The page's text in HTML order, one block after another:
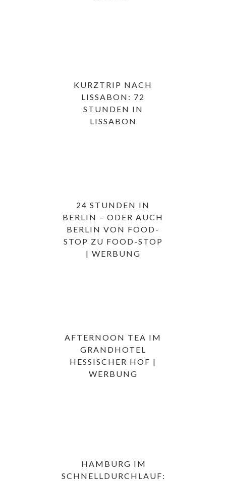
KURZTRIP NACH
LISSABON: 72
STUNDEN IN
LISSABON
24 STUNDEN IN
BERLIN – ODER AUCH
BERLIN VON FOOD-
STOP ZU FOOD-STOP
| WERBUNG
AFTERNOON TEA IM
GRANDHOTEL
HESSISCHER HOF |
WERBUNG
HAMBURG IM
SCHNELLDURCHLAUF: